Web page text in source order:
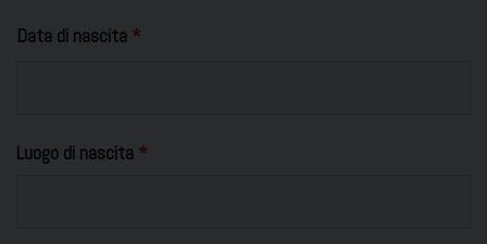
Data di nascita *
Luogo di nascita *